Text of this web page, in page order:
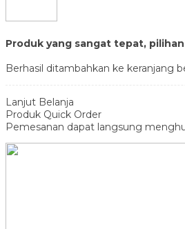
Produk yang sangat tepat,
Berhasil ditambahkan ke keranjang
Lanjut Belanja
Produk Quick Order
Pemesanan dapat langsung